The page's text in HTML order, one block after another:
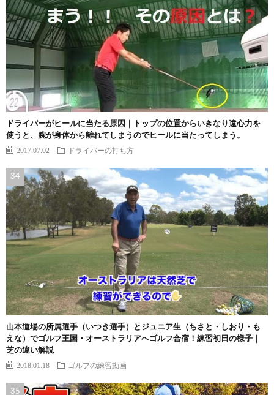
ドライバーがヒールに当たる原因｜トップの位置からいきなり遠心力を
使うと、腕が身体から離れてしまうのでヒールに当たってしまう。
2017.07.02 ドライバーの打ち方
山本道場の所属選手（いつき選手）とジュニア生（ちさと・しおり・も
えな）でゴルフ王国・オーストラリアへゴルフ合宿！練習初日の様子｜
芝の違い解説
2018.01.18 ゴルフの練習動画